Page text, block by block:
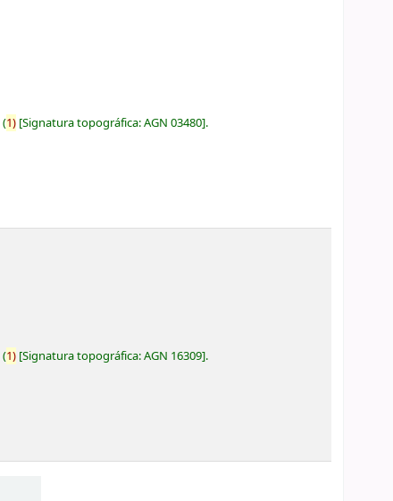
(1) Signatura topográfica:AGN 03480 .
(1) Signatura topográfica:AGN 16309 .